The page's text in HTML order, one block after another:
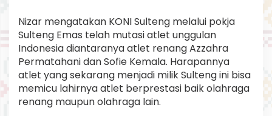
Nizar mengatakan KONI Sulteng melalui pokja
Sulteng Emas telah mutasi atlet unggulan
Indonesia diantaranya atlet renang Azzahra
Permatahani dan Sofie Kemala. Harapannya
atlet yang sekarang menjadi milik Sulteng ini bisa
memicu lahirnya atlet berprestasi baik olahraga
renang maupun olahraga lain.